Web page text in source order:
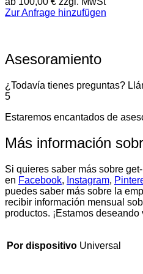
Zur Anfrage hinzufügen
Asesoramiento
¿Todavía tienes preguntas?
5
Estaremos encantados de
Más información
Si quieres saber más sobre
en Facebook, Instagram,
puedes saber más sobre la
recibir información mensual
productos. ¡Estamos deseando
Por dispositivo Universal